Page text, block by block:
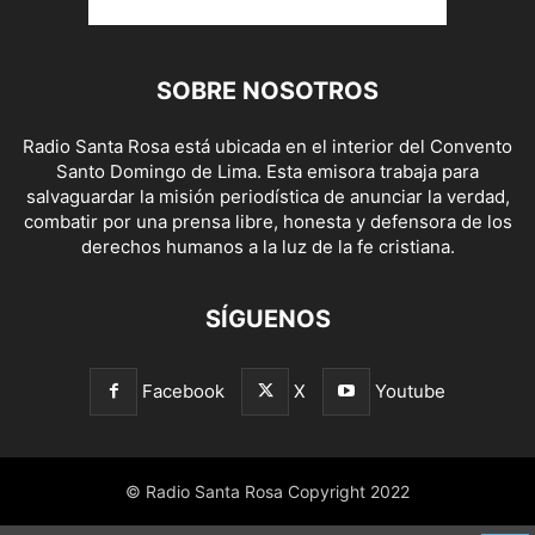
SOBRE NOSOTROS
Radio Santa Rosa está ubicada en el interior del Convento
Santo Domingo de Lima. Esta emisora trabaja para
salvaguardar la misión periodística de anunciar la verdad,
combatir por una prensa libre, honesta y defensora de los
derechos humanos a la luz de la fe cristiana.
SÍGUENOS
Facebook X Youtube
© Radio Santa Rosa Copyright 2022